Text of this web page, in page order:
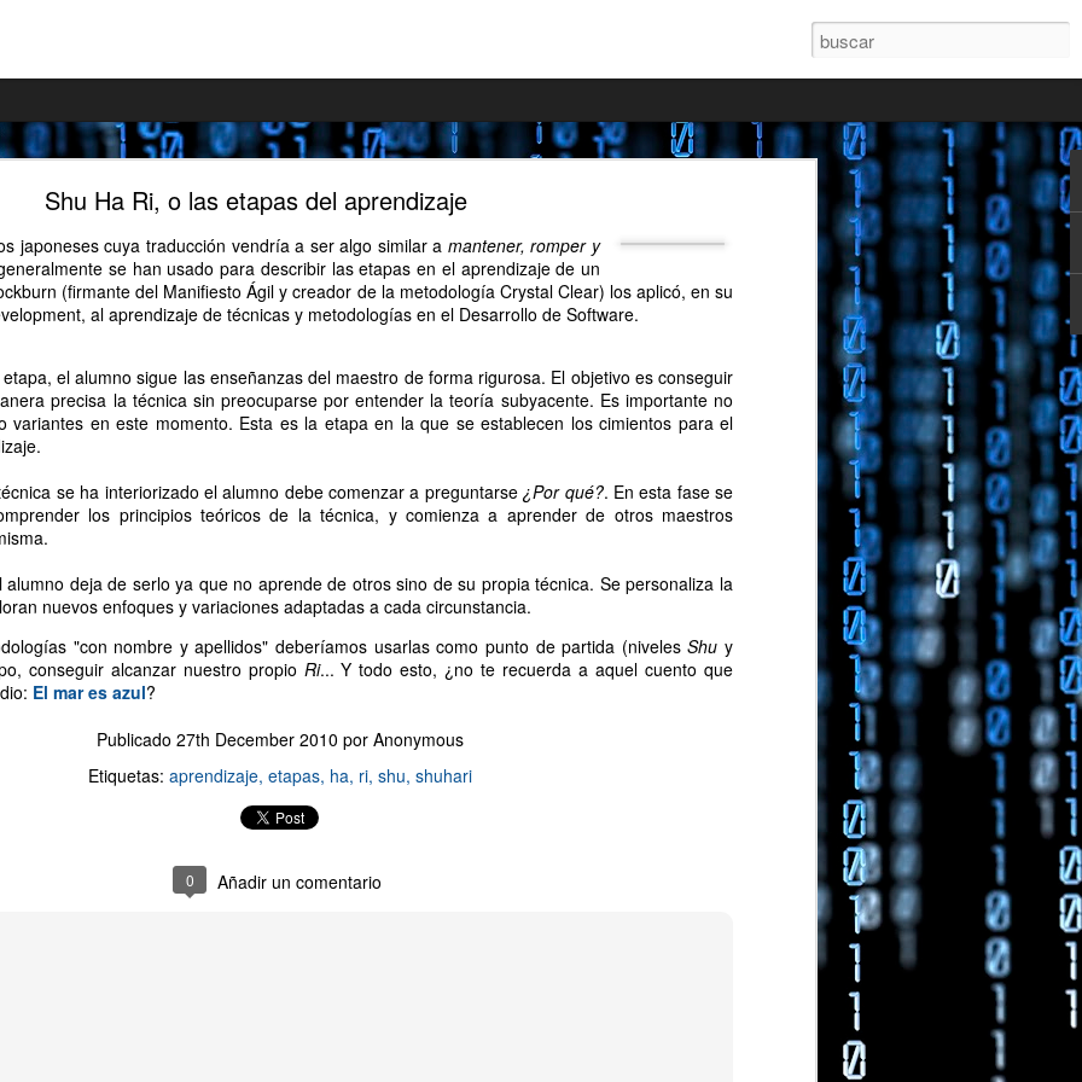
Shu Ha Ri, o las etapas del aprendizaje
japoneses cuya traducción vendría a ser algo similar a mantener, romper y
se han usado para describir las etapas en el aprendizaje de un
(firmante del Manifiesto Ágil y creador de la metodología Crystal Clear) los aplicó, en su
al aprendizaje de técnicas y metodologías en el Desarrollo de Software.
el alumno sigue las enseñanzas del maestro de forma rigurosa. El objetivo es conseguir
precisa la técnica sin preocuparse por entender la teoría subyacente. Es importante no
variantes en este momento. Esta es la etapa en la que se establecen los cimientos para el
se ha interiorizado el alumno debe comenzar a preguntarse¿Por qué?. En esta fase se
los principios teóricos de la técnica, y comienza a aprender de otros maestros
alumno deja de serlo ya que no aprende de otros sino de su propia técnica. Se personaliza la
nuevos enfoques y variaciones adaptadas a cada circunstancia.
"con nombre y apellidos" deberíamos usarlas como punto de partida (nivelesShu y
conseguir alcanzar nuestro propio Ri... Y todo esto, ¿no te recuerda a aquel cuento que
El mar es azul?
Publicado 27th December 2010 por Anonymous
Etiquetas: aprendizaje etapas ha ri shu shuhari
0 Añadir un comentario
qué apoyar el proyecto "Despegar con Scrum"?
en kickstarter un proyecto para lograr el apoyo de la comunidad a la publicación de mi
con Scrum".
de una guía donde os mostraré a modo de
para iniciar un proyecto Scrum a partir de una
producto que queremos desarrollar que, si bien
paso, nace con la idea de que os sirva como
serie de cuestiones que creo que son realmente
a la hora de lanzar un proyecto de estas
las cuales podrías estar interesado en apoyar con
de publicación del libro "Despegar con Scrum". A
ejemplos:
mi cabeza me ha dicho que lo haga.
del libro realmente me interesa.
de comunicación.
pasta".
libro de "En busca de la excelencia del código" y
lo "made in Spain".
apoya constantemente a la comunidad Ágil en España, y quiero recompensarle.
cuatro, cuatro y dos son seis, seis y dos son ocho y ocho dieciséis.
proyecto? ¿Qué razón te ha convencido?
20th January 2016porAnonymous